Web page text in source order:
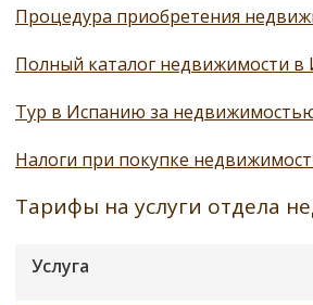
Процедура приобретения
Полный каталог недвижимости в
Тур в Испанию за
Налоги при покупке
Тарифы на услуги отдела
Услуга